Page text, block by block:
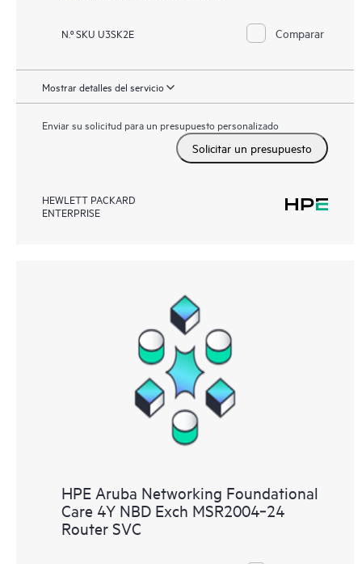
N.º SKU U3SK2E Comparar
Mostrar detalles del servicio
Enviar su solicitud para un presupuesto personalizado
Solicitar un presupuesto
HEWLETT PACKARD
ENTERPRISE
HPE Aruba Networking Foundational
Care 4Y NBD Exch MSR2004‑24
Router SVC